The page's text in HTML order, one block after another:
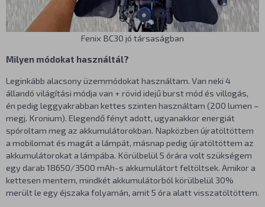
Fenix BC30 jó társaságban
Milyen módokat használtál?
Leginkább alacsony üzemmódokat használtam. Van neki 4
állandó világítási módja van + rövid idejű burst mód és villogás,
én pedig leggyakrabban kettes szinten használtam (200 lumen –
megj. Kronium). Elegendő fényt adott, ugyanakkor energiát
spóroltam meg az akkumulátorokban. Napközben újratöltöttem
a mobilomat és magát a lámpát, másnap pedig újratöltöttem az
akkumulátorokat a lámpába. Körülbelül 5 órára volt szükségem
egy darab 18650/3500 mAh-s akkumulátort feltöltsek. Amikor a
kettesen mentem, mindkét akkumulátorból körülbelül 30%
merült le egy éjszaka folyamán, amit 5 óra alatt visszatöltöttem.